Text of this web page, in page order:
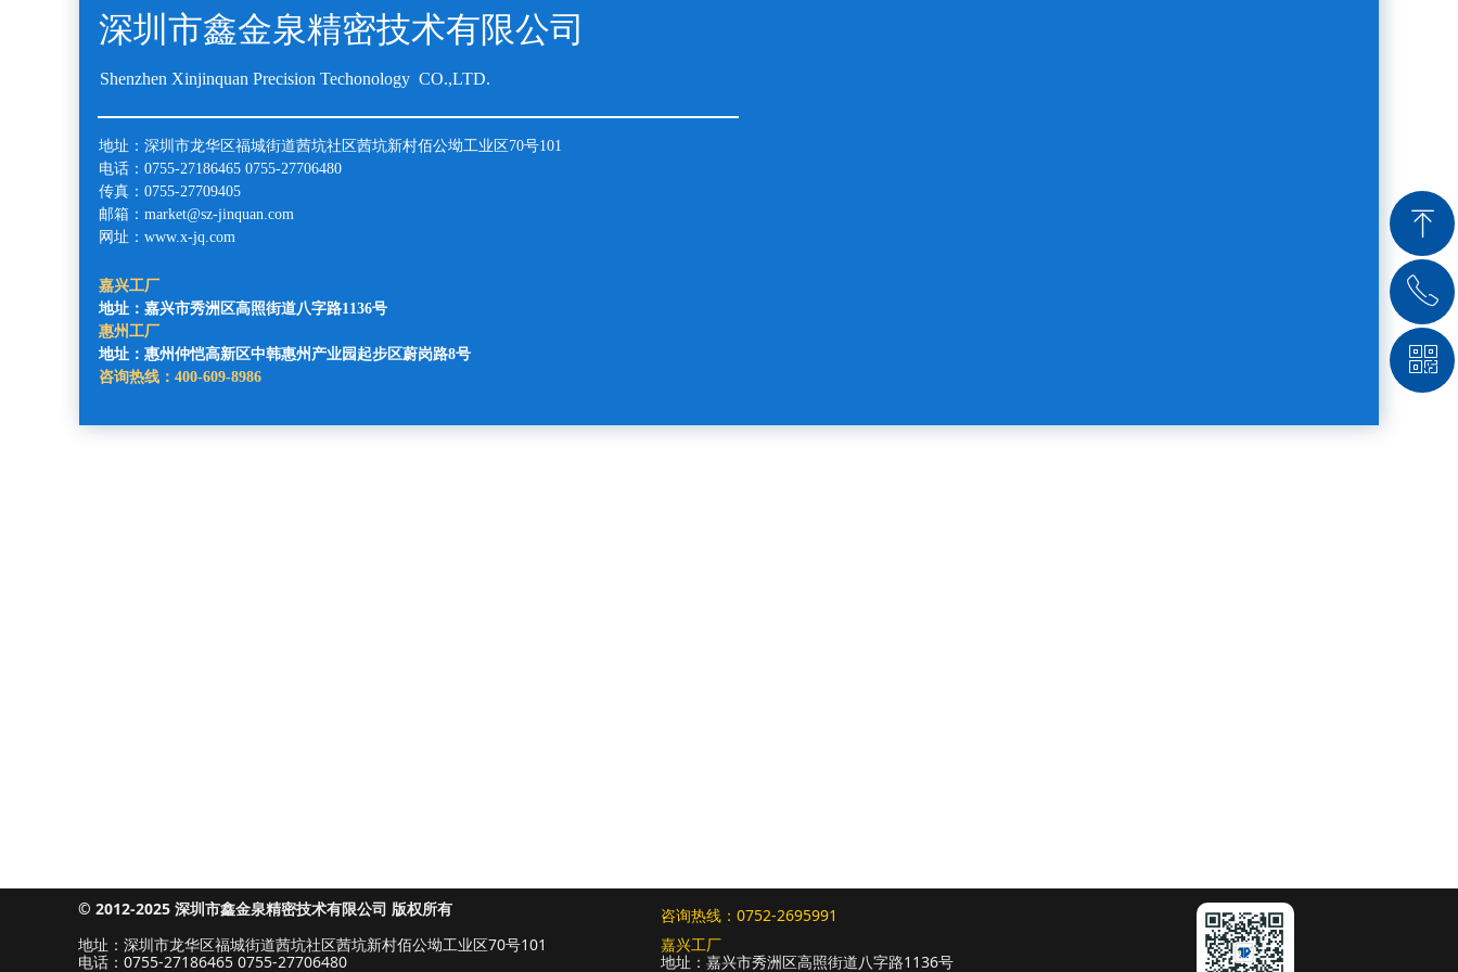
地址：深圳市龙华区福城街道茜坑社区茜坑新村佰公坳工业区70号101
电话：0755-27186465 0755-27706480
传真：0755-27709405
邮箱：market@sz-jinquan.com
网址：www.x-jq.com
嘉兴工厂
地址：嘉兴市秀洲区高照街道八字路1136号
惠州工厂
地址：惠州仲恺高新区中韩惠州产业园起步区蔚岗路8号
咨询热线：400-609-8986
Shenzhen Xinjinquan Precision Techonology CO.,LTD.
深圳市鑫金泉精密技术有限公司
咨询热线：0752-2695991
嘉兴工厂
地址：嘉兴市秀洲区高照街道八字路1136号
地址：深圳市龙华区福城街道茜坑社区茜坑新村佰公坳工业区70号101
电话：0755-27186465 0755-27706480
© 2012-2025 深圳市鑫金泉精密技术有限公司 版权所有
ꁸ
回到顶部
ꂅ
4006098986
ꀥ